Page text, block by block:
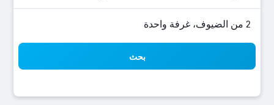
2 من الضيوف، غرفة واحدة
بحث